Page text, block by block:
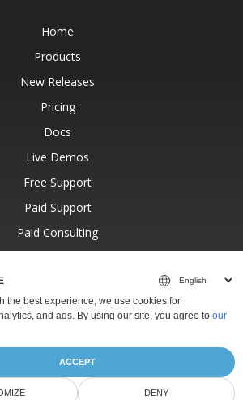
Home
Products
New Releases
Pricing
Docs
Live Demos
Free Support
Paid Support
Paid Consulting
About
Pty Ltd 2001-2026.All Rights Reserved.
the best experience, we use cookies for
and ads. By using our site, you agree toour
ACCEPT
DENY